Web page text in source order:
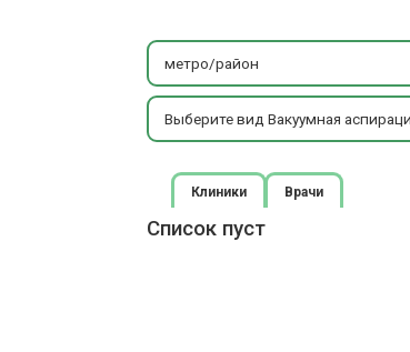
метро/район
Выберите вид
Клиники Врачи
Список пуст